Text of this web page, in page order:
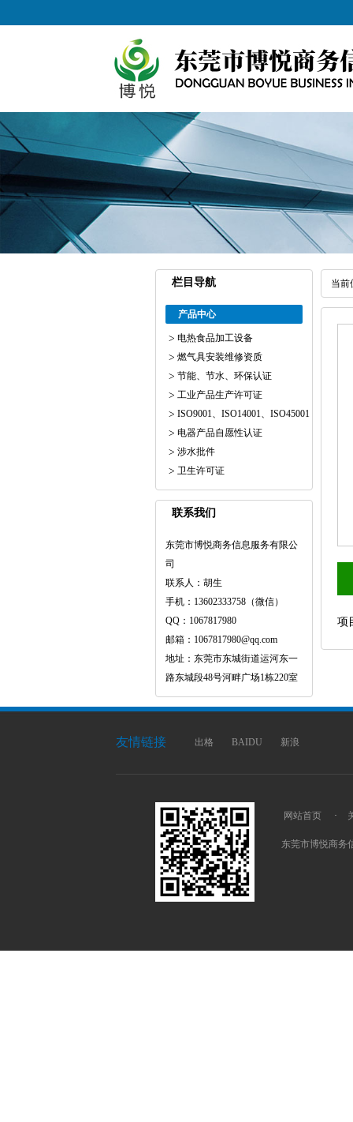
栏目导航
产品中心
电热食品加工设备
燃气具安装维修资质
节能、节水、环保认证
工业产品生产许可证
ISO9001、ISO14001、ISO45001
电器产品自愿性认证
涉水批件
卫生许可证
联系我们
东莞市博悦商务信息服务有限公
司
联系人：胡生
手机：13602333758（微信）
QQ：1067817980
邮箱：1067817980@qq.com
地址：东莞市东城街道运河东一
路东城段48号河畔广场1栋220室
当前
项
友情链接 出格 BAIDU 新浪
网站首页 ·
东莞市博悦商务